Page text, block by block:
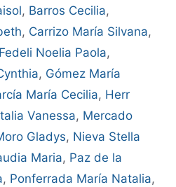
, Barros Cecilia,
, Carrizo María Silvana,
Fedeli Noelia Paola,
, Gómez María
María Cecilia, Herr
Vanessa, Mercado
Gladys, Nieva Stella
Maria, Paz de la
, Ponferrada María Natalia,